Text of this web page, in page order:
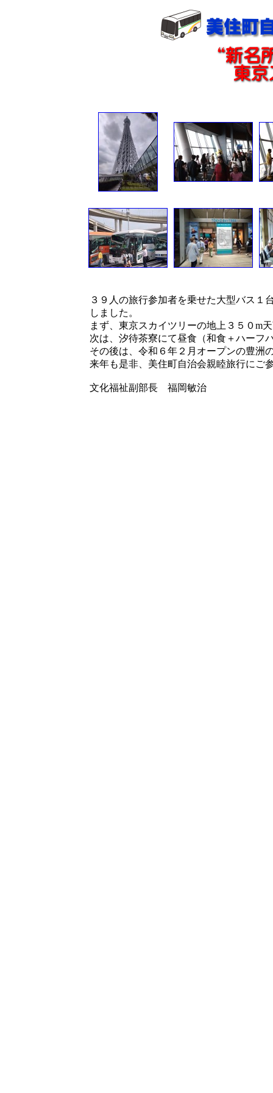
３９人の旅行参加者を乗せた大型バス１
しました。
まず、東京スカイツリーの地上３５０m
次は、汐待茶寮にて昼食（和食＋ハーフ
その後は、令和６年２月オープンの豊洲
来年も是非、美住町自治会親睦旅行にご
文化福祉副部長 福岡敏治